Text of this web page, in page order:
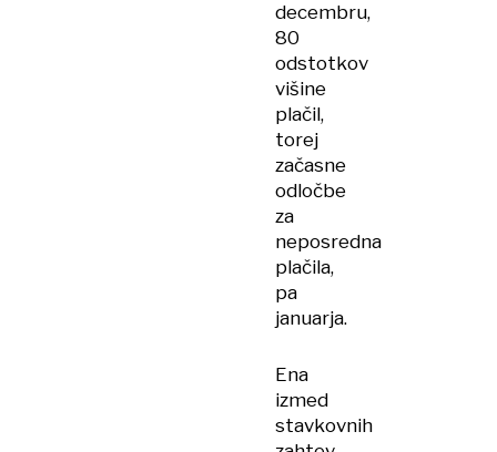
decembru,
80
odstotkov
višine
plačil,
torej
začasne
odločbe
za
neposredna
plačila,
pa
januarja.
Ena
izmed
stavkovnih